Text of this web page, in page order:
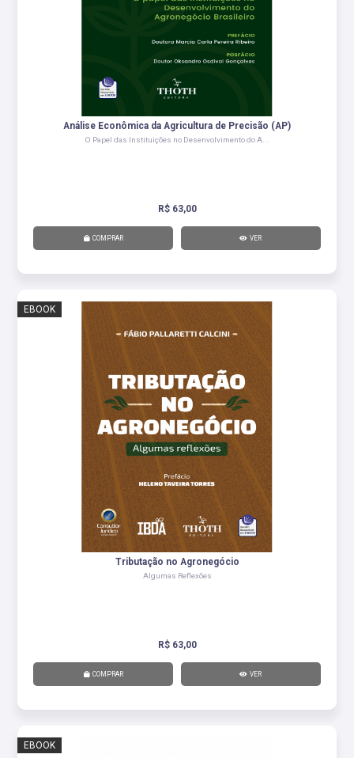
Análise Econômica da Agricultura de Precisão (AP)
O Papel das Instituições no Desenvolvimento do A...
R$ 63,00
COMPRAR VER
EBOOK
Tributação no Agronegócio
Algumas Reflexões
R$ 63,00
COMPRAR VER
EBOOK